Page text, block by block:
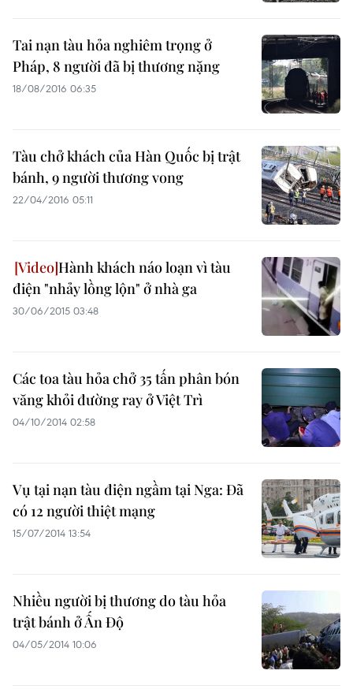
Tai nạn tàu hỏa nghiêm trọng ở
Pháp, 8 người đã bị thương nặng
18/08/2016 06:35
Tàu chở khách của Hàn Quốc bị trật
bánh, 9 người thương vong
22/04/2016 05:11
Hành khách náo loạn vì tàu
điện "nhảy lồng lộn" ở nhà ga
30/06/2015 03:48
Các toa tàu hỏa chở 35 tấn phân bón
văng khỏi đường ray ở Việt Trì
04/10/2014 02:58
Vụ tại nạn tàu điện ngầm tại Nga: Đã
có 12 người thiệt mạng
15/07/2014 13:54
Nhiều người bị thương do tàu hỏa
trật bánh ở Ấn Độ
04/05/2014 10:06